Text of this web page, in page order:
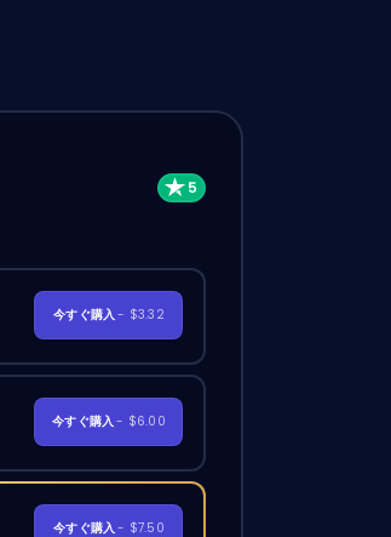
今すぐ購入- $3.32
今すぐ購入- $6.00
今すぐ購入- $7.50